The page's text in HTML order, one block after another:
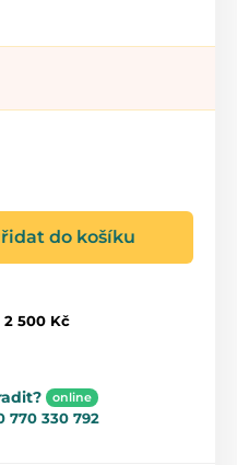
do košíku
2 500 Kč
online
770 330 792